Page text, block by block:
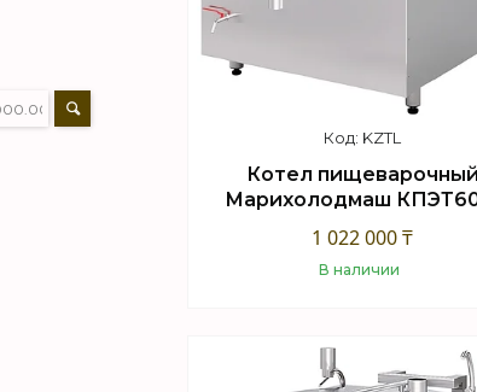
KZTL
Котел пищеварочный
Марихолодмаш
1 022 000 ₸
В наличии